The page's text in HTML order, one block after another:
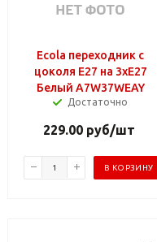
Ecola переходник с
цоколя E27 на 3хE27
Белый A7W37WEAY
Достаточно
229.00руб/шт
В КОРЗИНУ